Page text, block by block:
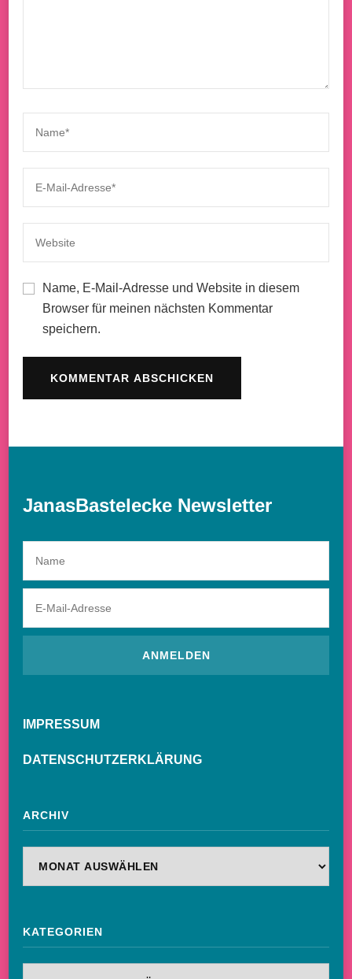
Name, E-Mail-Adresse und Website in diesem
Browser für meinen nächsten Kommentar
speichern.
JanasBastelecke Newsletter
IMPRESSUM
DATENSCHUTZERKLÄRUNG
ARCHIV
KATEGORIEN